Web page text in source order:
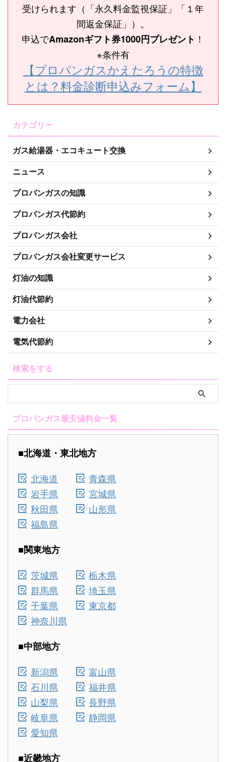
受けられます（「永久料金監視保証」「１年
間返金保証」）。
申込でAmazonギフト券1000円プレゼント ！
※条件有
【プロパンガスかえたろうの特徴
とは？料金診断申込みフォーム】
カテゴリー
ガス給湯器・エコキュート交換
ニュース
プロパンガスの知識
プロパンガス代節約
プロパンガス会社
プロパンガス会社変更サービス
灯油の知識
灯油代節約
電力会社
電気代節約
検索をする
プロパンガス最安値料金一覧
■北海道・東北地方
北海道
青森県
岩手県
宮城県
秋田県
山形県
福島県
■関東地方
茨城県
栃木県
群馬県
埼玉県
千葉県
東京都
神奈川県
■中部地方
新潟県
富山県
石川県
福井県
山梨県
長野県
岐阜県
静岡県
愛知県
■近畿地方